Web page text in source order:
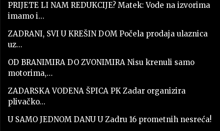
PRIJETE LI NAM REDUKCIJE? Matek: Vode na izvorima
imamo i…
ZADRANI, SVI U KREŠIN DOM Počela prodaja ulaznica
uz…
OD BRANIMIRA DO ZVONIMIRA Nisu krenuli samo
motorima,…
ZADARSKA VODENA ŠPICA PK Zadar organizira
plivačko…
U SAMO JEDNOM DANU U Zadru 16 prometnih nesreća!